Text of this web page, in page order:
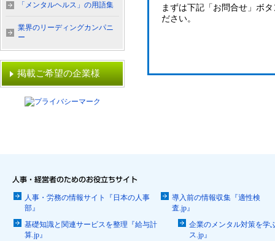
まずは下記「お問合せ」ボ
ださい。
「メンタルヘルス」の用語集
業界のリーディングカンパニ
ー
掲載ご希望の企業様
人事・労務の情報サイト『日本の人事
部』
導入前の情報収集『適性検
査.jp』
基礎知識と関連サービスを整理『給与計
算.jp』
企業のメンタル対策を学
ス.jp』